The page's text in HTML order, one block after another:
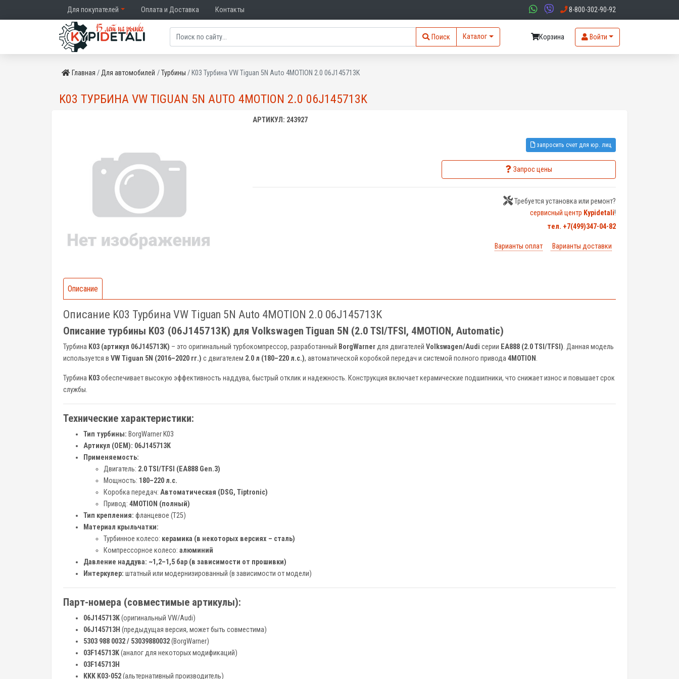
Для покупателей Оплата и Доставка Контакты 8-800-302-90-92
Поиск Каталог Корзина Войти
Главная Для автомобилей Турбины K03 Турбина VW Tiguan 5N Auto 4MOTION 2.0 06J145713K
K03 ТУРБИНА VW TIGUAN 5N AUTO 4MOTION 2.0 06J145713K
АРТИКУЛ: 243927
запросить счет для юр. лиц
Запрос цены
Требуется установка или ремонт?
сервисный центр Kypidetali!
тел. +7(499)347-04-82
Варианты оплат Варианты доставки
Описание
Описание K03 Турбина VW Tiguan 5N Auto 4MOTION 2.0 06J145713K
Описание турбины K03 (06J145713K) для Volkswagen Tiguan 5N (2.0 TSI/TFSI, 4MOTION, Automatic)
Турбина K03 (артикул 06J145713K) – это оригинальный турбокомпрессор, разработанный BorgWarnerдля двигателей Volkswagen/Audi серии EA888 (2.0 TSI/TFSI). Данная модель
используется в VW Tiguan 5N (2016–2020 гг.) с двигателем 2.0 л (180–220 л.с.), автоматической коробкой передач и системой полного привода4MOTION .
Турбина K03обеспечивает высокую эффективность наддува, быстрый отклик и надежность. Конструкция включает керамические подшипники, что снижает износ и повышает срок
службы.
Технические характеристики:
Тип турбины: BorgWarner K03
Артикул (OEM): 06J145713K
Применяемость:
Двигатель: 2.0 TSI/TFSI (EA888 Gen.3)
Мощность: 180–220 л.с.
Коробка передач: Автоматическая (DSG, Tiptronic)
Привод: 4MOTION (полный)
Тип крепления: фланцевое (T25)
Материал крыльчатки:
Турбинное колесо: керамика (в некоторых версиях – сталь)
Компрессорное колесо: алюминий
Давление наддува: ~1,2–1,5 бар (в зависимости от прошивки)
Интеркулер: штатный или модернизированный (в зависимости от модели)
Парт-номера (совместимые артикулы):
06J145713K(оригинальный VW/Audi)
06J145713H (предыдущая версия, может быть совместима)
5303 988 0032 / 53039880032(BorgWarner)
03F145713K(аналог для некоторых модификаций)
03F145713H
KKK K03-052(альтернативный производитель)